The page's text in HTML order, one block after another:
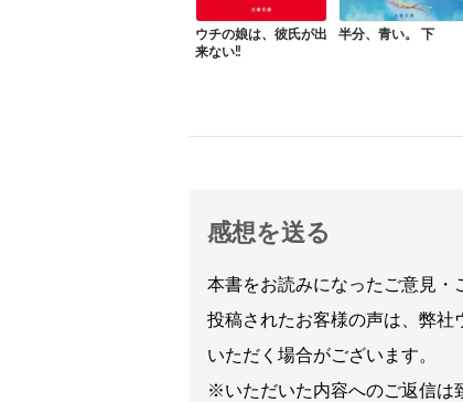
ウチの娘は、彼氏が出
来ない‼
半分、青い。 下
感想を送る
本書をお読みになったご意見・
投稿されたお客様の声は、弊社
いただく場合がございます。
※いただいた内容へのご返信は